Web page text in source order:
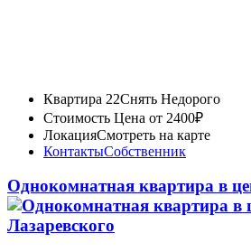
Квартира 22Снять Недорого
Стоимость Цена от 2400₽
ЛокацияСмотреть на карте
КонтактыСобственник
Однокомнатная квартира в